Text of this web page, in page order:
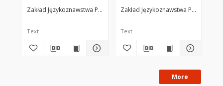
Zakład Językoznawstwa PAN w Warszawie
Text
Zakład Językoznawstwa PAN w
Text
More